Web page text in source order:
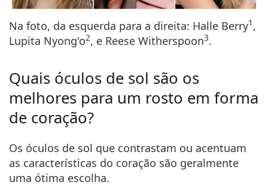
Na foto, da esquerda para a direita: Halle Berry1 ,
Lupita Nyong'o2, e Reese Witherspoon3.
Quais óculos de sol são os
melhores para um rosto em forma
de coração?
Os óculos de sol que contrastam ou acentuam
as características do coração são geralmente
uma ótima escolha.